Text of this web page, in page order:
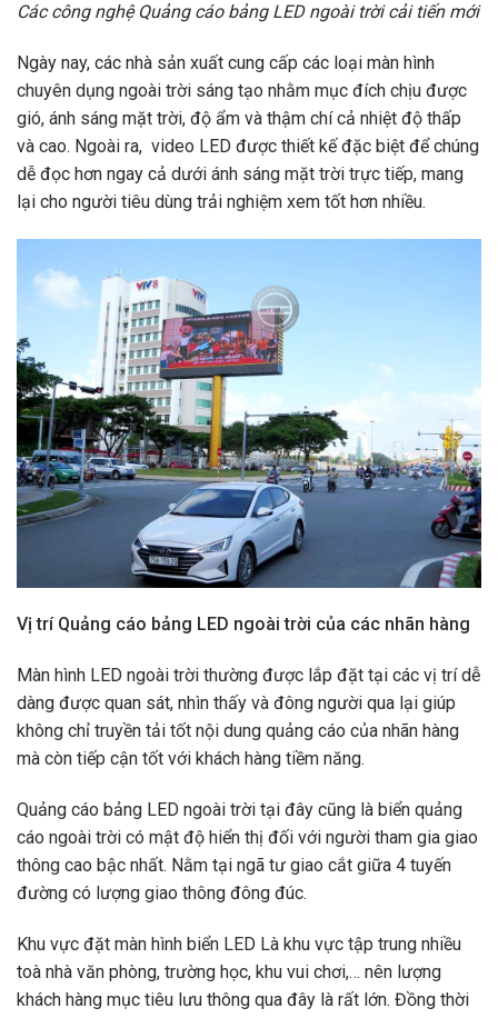
Các công nghệ Quảng cáo bảng LED ngoài trời cải tiến mới
Ngày nay, các nhà sản xuất cung cấp các loại màn hình
chuyên dụng ngoài trời sáng tạo nhằm mục đích chịu được
gió, ánh sáng mặt trời, độ ẩm và thậm chí cả nhiệt độ thấp
và cao. Ngoài ra, video LED được thiết kế đặc biệt để chúng
dễ đọc hơn ngay cả dưới ánh sáng mặt trời trực tiếp, mang
lại cho người tiêu dùng trải nghiệm xem tốt hơn nhiều.
Vị trí Quảng cáo bảng LED ngoài trời của các nhãn hàng
Màn hình LED ngoài trời thường được lắp đặt tại các vị trí dễ
dàng được quan sát, nhìn thấy và đông người qua lại giúp
không chỉ truyền tải tốt nội dung quảng cáo của nhãn hàng
mà còn tiếp cận tốt với khách hàng tiềm năng.
Quảng cáo bảng LED ngoài trời tại đây cũng là biển quảng
cáo ngoài trời có mật độ hiển thị đối với người tham gia giao
thông cao bậc nhất. Nằm tại ngã tư giao cắt giữa 4 tuyến
đường có lượng giao thông đông đúc.
Khu vực đặt màn hình biển LED Là khu vực tập trung nhiều
toà nhà văn phòng, trường học, khu vui chơi,… nên lượng
khách hàng mục tiêu lưu thông qua đây là rất lớn. Đồng thời